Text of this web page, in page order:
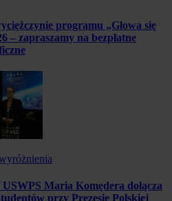
programu „Głowa się
– zapraszamy na bezpłatne
Maria Komędera dołącza
przy Prezesie Polskiej